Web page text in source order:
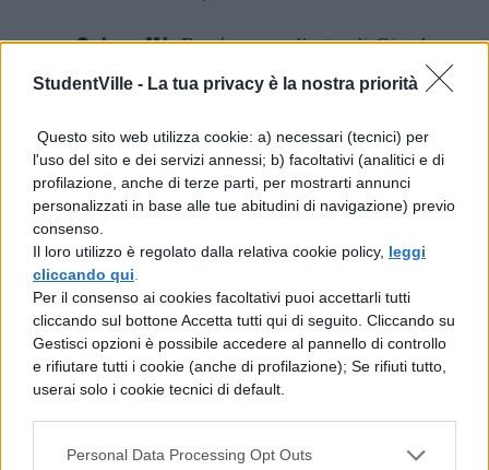
StudentVille - La tua privacy è la nostra priorità
Questo sito web utilizza cookie: a) necessari (tecnici) per
l'uso del sito e dei servizi annessi; b) facoltativi (analitici e di
profilazione, anche di terze parti, per mostrarti annunci
personalizzati in base alle tue abitudini di navigazione) previo
consenso.
Il loro utilizzo è regolato dalla relativa cookie policy, leggi
cliccando qui
Per il consenso ai cookies facoltativi puoi accettarli tutti
cliccando sul bottone Accetta tutti qui di seguito. Cliccando su
Gestisci opzioni è possibile accedere al pannello di controllo
e rifiutare tutti i cookie (anche di profilazione); Se rifiuti tutto,
userai solo i cookie tecnici di default.
Personal Data Processing Opt Outs
Sciacalli: Fru (nome d’arte di Gianluca
Colucci) e Aurora Leone del gruppo
Italia – Brasile: ossia Nikita Pelizon e
Helena Prestes, la prima ex
concorrente di
Ex on the Beach
e la
seconda modella e attrice;
Gli indipendenti:Bugo e Cristian
Dondi;
Mamma e Figlia: la conduttrice
Natasha Stefanenko e la figlia Sasha